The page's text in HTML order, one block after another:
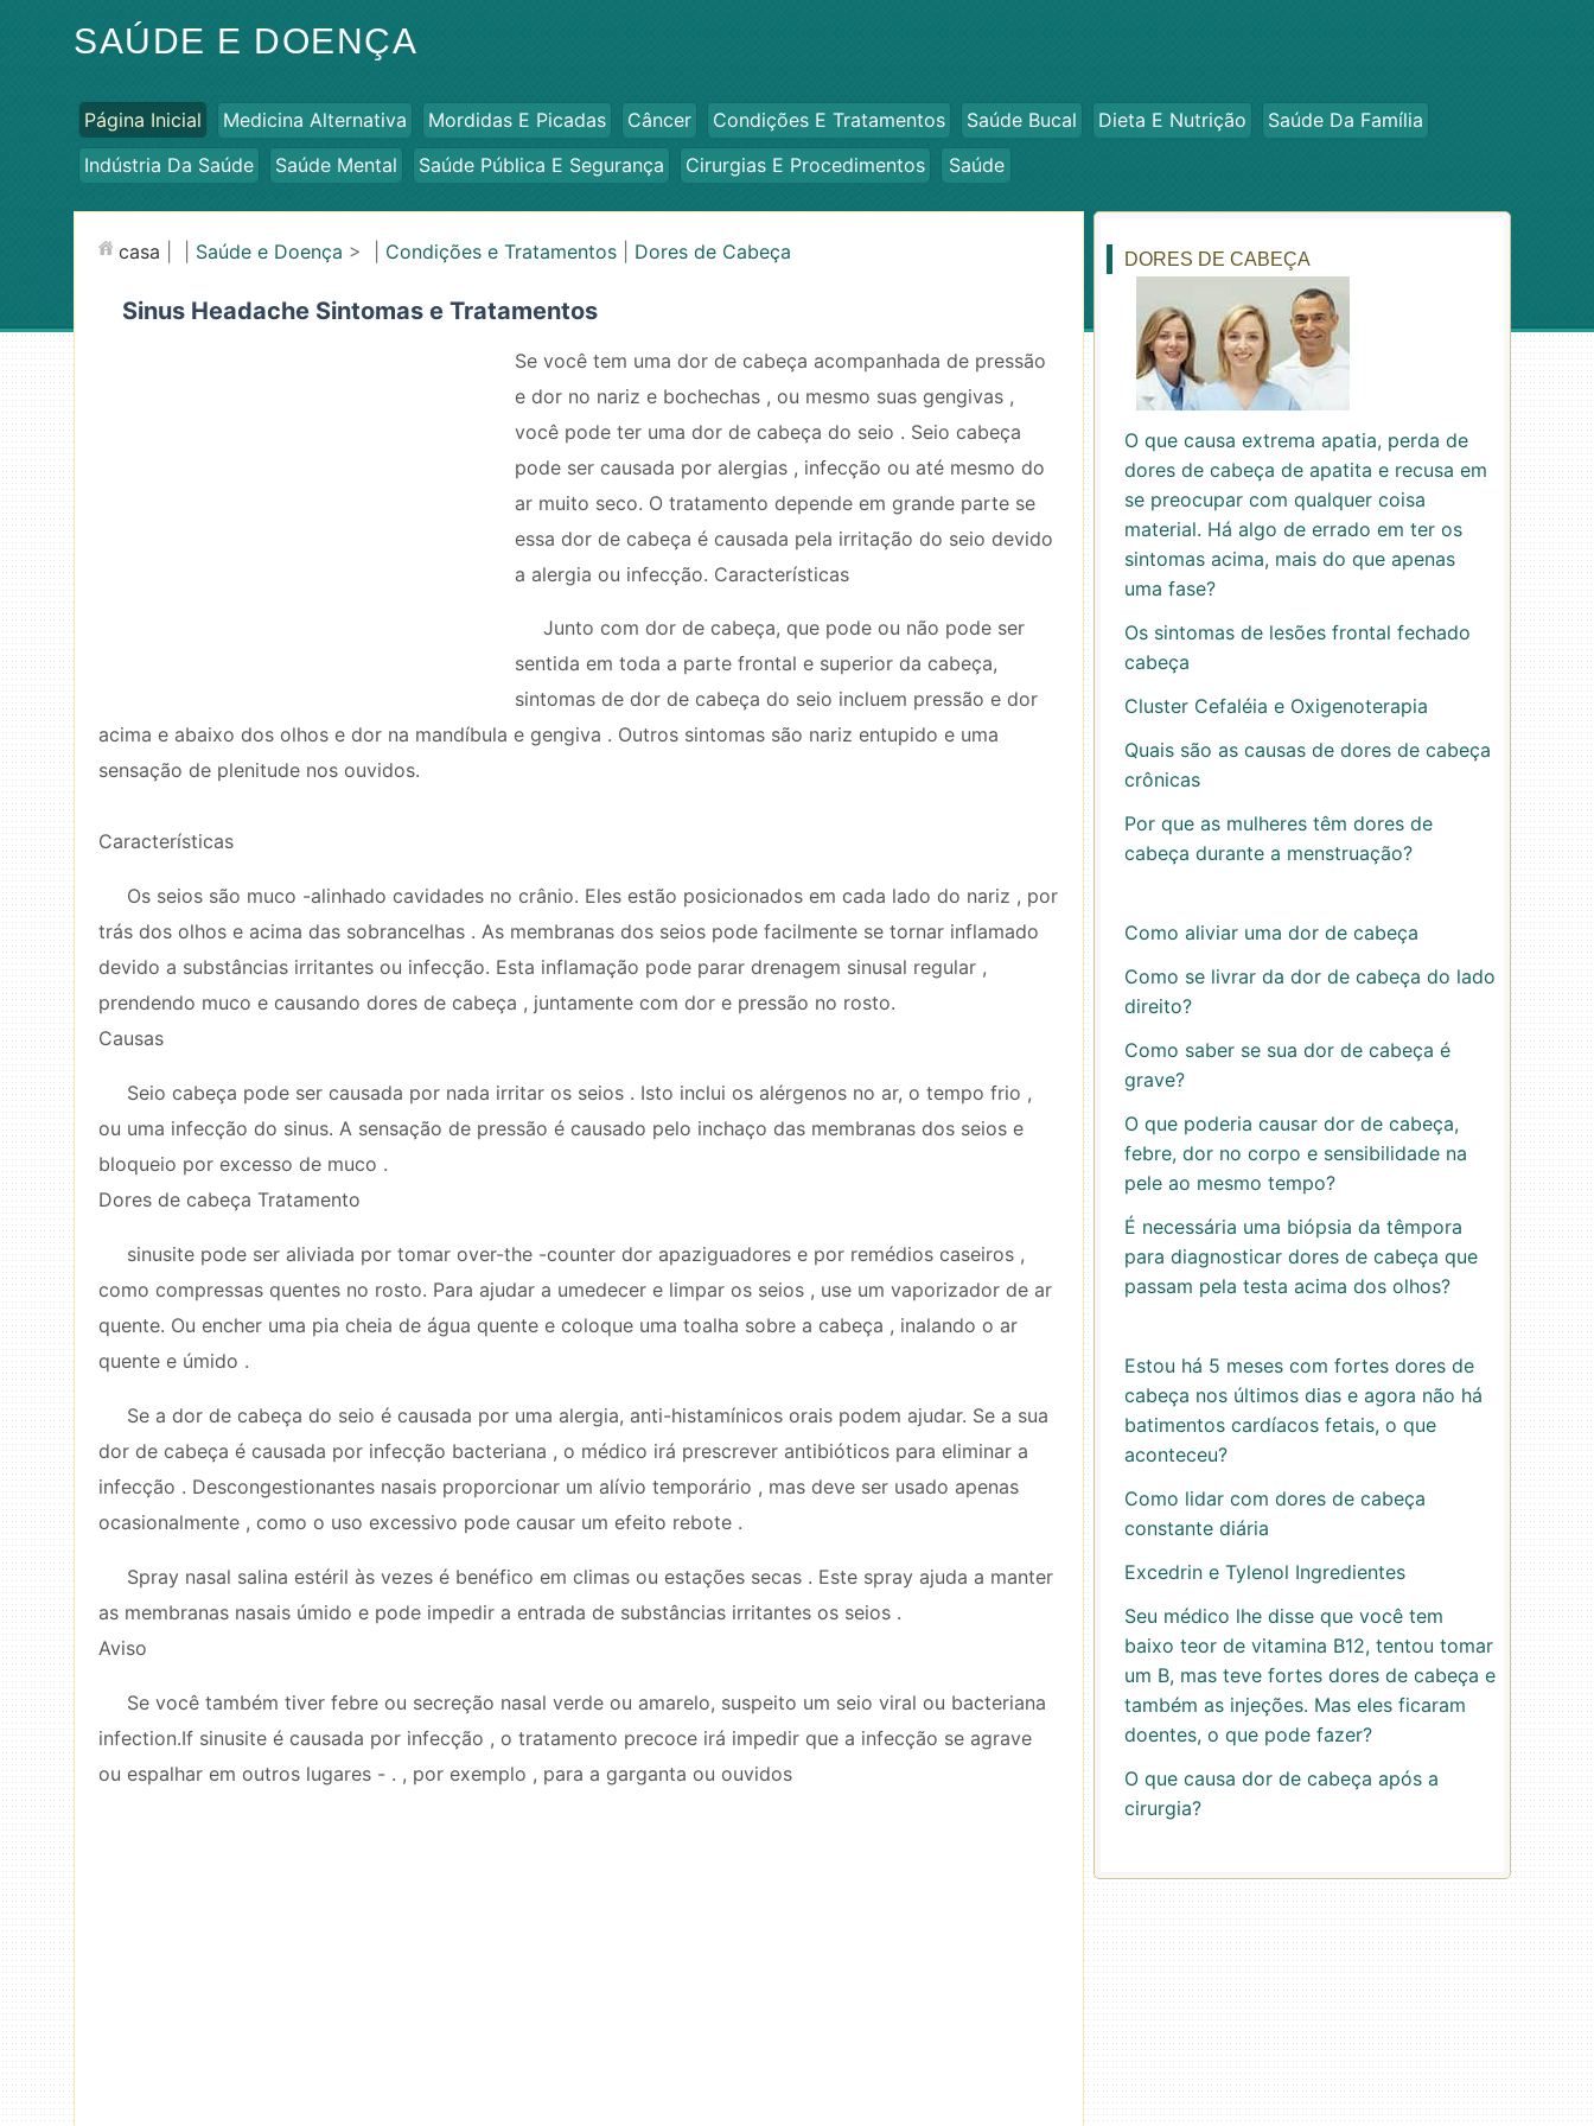
SAÚDE E DOENÇA
Página Inicial Medicina Alternativa Mordidas E Picadas Câncer Condições E Tratamentos Saúde Bucal Dieta E Nutrição
Saúde Da Família
Indústria Da Saúde
Saúde Mental Saúde Pública E Segurança Cirurgias E Procedimentos Saúde
casa Saúde e Doença > | Condições e Tratamentos Dores de Cabeça
Sinus Headache Sintomas e Tratamentos
Se você tem uma dor de cabeça acompanhada de pressão
e dor no nariz e bochechas , ou mesmo suas gengivas ,
você pode ter uma dor de cabeça do seio . Seio cabeça
pode ser causada por alergias , infecção ou até mesmo do
ar muito seco. O tratamento depende em grande parte se
essa dor de cabeça é causada pela irritação do seio devido
a alergia ou infecção. Características
Junto com dor de cabeça, que pode ou não pode ser
sentida em toda a parte frontal e superior da cabeça,
sintomas de dor de cabeça do seio incluem pressão e dor
acima e abaixo dos olhos e dor na mandíbula e gengiva . Outros sintomas são nariz entupido e uma
sensação de plenitude nos ouvidos.
Características
Os seios são muco -alinhado cavidades no crânio. Eles estão posicionados em cada lado do nariz , por
trás dos olhos e acima das sobrancelhas . As membranas dos seios pode facilmente se tornar inflamado
devido a substâncias irritantes ou infecção. Esta inflamação pode parar drenagem sinusal regular ,
prendendo muco e causando dores de cabeça , juntamente com dor e pressão no rosto.
Causas
Seio cabeça pode ser causada por nada irritar os seios . Isto inclui os alérgenos no ar, o tempo frio ,
ou uma infecção do sinus. A sensação de pressão é causado pelo inchaço das membranas dos seios e
bloqueio por excesso de muco .
Dores de cabeça Tratamento
sinusite pode ser aliviada por tomar over-the -counter dor apaziguadores e por remédios caseiros ,
como compressas quentes no rosto. Para ajudar a umedecer e limpar os seios , use um vaporizador de ar
quente. Ou encher uma pia cheia de água quente e coloque uma toalha sobre a cabeça , inalando o ar
quente e úmido .
Se a dor de cabeça do seio é causada por uma alergia, anti-histamínicos orais podem ajudar. Se a sua
dor de cabeça é causada por infecção bacteriana , o médico irá prescrever antibióticos para eliminar a
infecção . Descongestionantes nasais proporcionar um alívio temporário , mas deve ser usado apenas
ocasionalmente , como o uso excessivo pode causar um efeito rebote .
Spray nasal salina estéril às vezes é benéfico em climas ou estações secas . Este spray ajuda a manter
as membranas nasais úmido e pode impedir a entrada de substâncias irritantes os seios .
Aviso
Se você também tiver febre ou secreção nasal verde ou amarelo, suspeito um seio viral ou bacteriana
infection.If sinusite é causada por infecção , o tratamento precoce irá impedir que a infecção se agrave
ou espalhar em outros lugares - . , por exemplo , para a garganta ou ouvidos
DORES DE CABEÇA
O que causa extrema apatia, perda de
dores de cabeça de apatita e recusa em
se preocupar com qualquer coisa
material. Há algo de errado em ter os
sintomas acima, mais do que apenas
uma fase?
Os sintomas de lesões frontal fechado
cabeça
Cluster Cefaléia e Oxigenoterapia
Quais são as causas de dores de cabeça
crônicas
Por que as mulheres têm dores de
cabeça durante a menstruação?
Como aliviar uma dor de cabeça
Como se livrar da dor de cabeça do lado
direito?
Como saber se sua dor de cabeça é
grave?
O que poderia causar dor de cabeça,
febre, dor no corpo e sensibilidade na
pele ao mesmo tempo?
É necessária uma biópsia da têmpora
para diagnosticar dores de cabeça que
passam pela testa acima dos olhos?
Estou há 5 meses com fortes dores de
cabeça nos últimos dias e agora não há
batimentos cardíacos fetais, o que
aconteceu?
Como lidar com dores de cabeça
constante diária
Excedrin e Tylenol Ingredientes
Seu médico lhe disse que você tem
baixo teor de vitamina B12, tentou tomar
um B, mas teve fortes dores de cabeça e
também as injeções. Mas eles ficaram
doentes, o que pode fazer?
O que causa dor de cabeça após a
cirurgia?